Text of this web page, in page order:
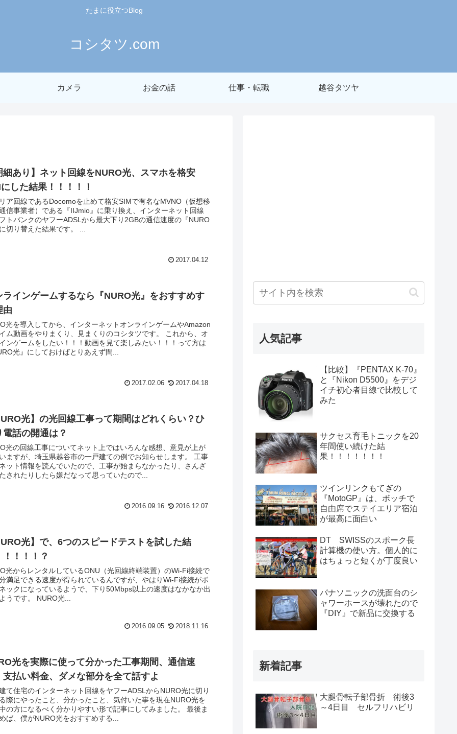
たまに役立つBlog
コシタツ.com
カメラ お金の話 仕事・転職 越谷タツヤ
細あり】ネット回線をNURO光、スマホを格安
した結果！！！！！
ア回線であるDocomoを止めて格安SIMで有名なMVNO（仮想移
信事業者）である『IIJmio』に乗り換え、インターネット回線
トバンクのヤフーADSLから最大下り2GBの通信速度の『NURO
切り替えた結果です。 ...
2017.04.12
ラインゲームするなら『NURO光』をおすすめす
由
光を導入してから、インターネットオンラインゲームやAmazon
ム動画をやりまくり、見まくりのコシタツです。 これから、オ
ンゲームをしたい！！！動画を見て楽しみたい！！！って方は
光』にしておけばとりあえず間...
2017.02.06 2017.04.18
光】の光回線工事って期間はどれくらい？ひ
電話の開通は？
光の回線工事についてネット上ではいろんな感想、意見が上が
ますが、埼玉県越谷市の一戸建ての例でお知らせします。 工事
ット情報を読んでいたので、工事が始まらなかったり、さんざ
されたりしたら嫌だなって思っていたので...
2016.09.16 2016.12.07
光】で、6つのスピードテストを試した結
！！！！？
光からレンタルしているONU（光回線終端装置）のWi-Fi接続で
満足できる速度が得られているんですが、やはりWi-Fi接続がボ
ックになっているようで、下り50Mbps以上の速度はなかなか出
ないようです。 NURO光...
2016.09.05 2018.11.16
光を実際に使って分かった工事期間、通信速
支払い料金、ダメな部分を全て話すよ
て住宅のインターネット回線をヤフーADSLからNURO光に切り
際にやったこと、分かったこと、気付いた事を現在NURO光を
の方になるべく分かりやすい形で記事にしてみました。 最後ま
ば、僕がNURO光をおすすめする...
人気記事
【比較】『PENTAX K-70』
と『Nikon D5500』をデジ
イチ初心者目線で比較して
みた
サクセス育毛トニックを20
年間使い続けた結
果！！！！！！！
ツインリンクもてぎの
『MotoGP』は、ボッチで
自由席でステイエリア宿泊
が最高に面白い
DT SWISSのスポーク長
計算機の使い方。個人的に
はちょっと短くが丁度良い
パナソニックの洗面台のシ
ャワーホースが壊れたので
『DIY』で新品に交換する
新着記事
大腿骨転子部骨折 術後3
～4日目 セルフリハビリ